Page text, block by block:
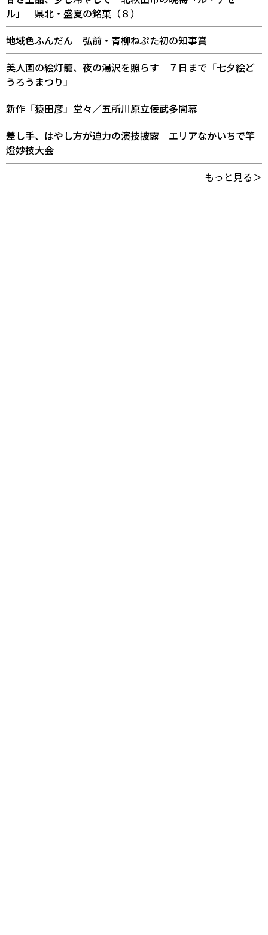
ル」 県北・盛夏の銘菓（８）
地域色ふんだん 弘前・青柳ねぷた初の知事賞
美人画の絵灯籠、夜の湯沢を照らす ７日まで「七夕絵ど
うろうまつり」
新作「猿田彦」堂々／五所川原立佞武多開幕
差し手、はやし方が迫力の演技披露 エリアなかいちで竿
燈妙技大会
もっと見る＞